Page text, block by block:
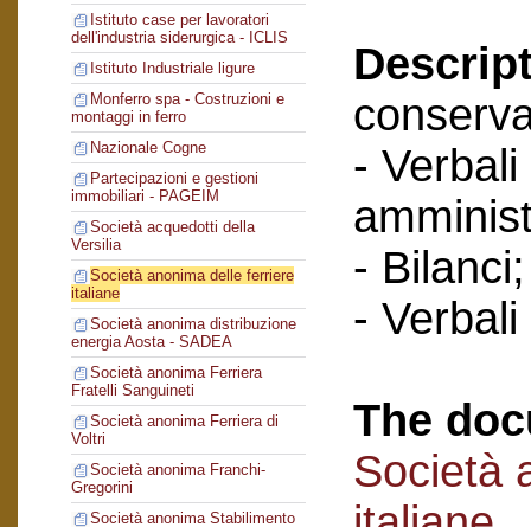
Istituto case per lavoratori
dell'industria siderurgica - ICLIS
Istituto Industriale ligure
Monferro spa - Costruzioni e
montaggi in ferro
Nazionale Cogne
Partecipazioni e gestioni
immobiliari - PAGEIM
Società acquedotti della
Versilia
Società anonima delle ferriere
italiane
Società anonima distribuzione
energia Aosta - SADEA
Società anonima Ferriera
Fratelli Sanguineti
Società anonima Ferriera di
Voltri
Società anonima Franchi-
Gregorini
Società anonima Stabilimento
-
- Bilanci;
-
The
Società